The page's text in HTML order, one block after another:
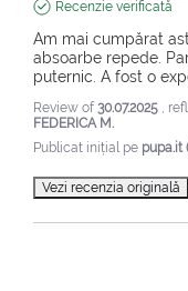
Recenzie verificată
Am mai cumpărat
absoarbe repede.
puternic. A fost o
Review of30.07.2025 ,
FEDERICA M.
Publicat inițial pe pupa.it
Vezi recenzia originală